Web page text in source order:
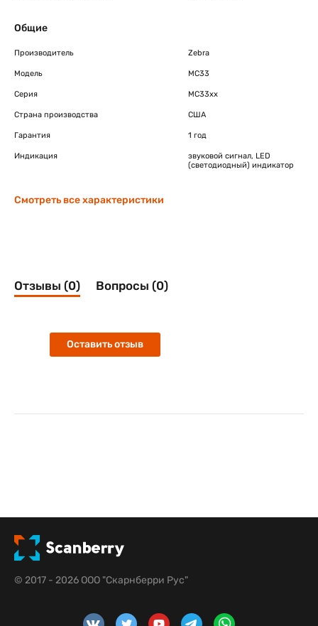
Общие
Производитель Zebra
Модель MC33
Серия MC33xx
Страна производства США
Гарантия 1 год
Индикация
звуковой сигнал, LED
(светодиодный) индикатор
Смотреть все характеристики
Отзывы (0) Вопросы (0)
Оставить отзыв
© 2017 - 2026 ООО "Скарнберри Рус"